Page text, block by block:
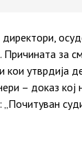
директори,
за
кои
– доказ